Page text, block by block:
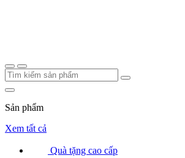
Sản phẩm
Xem tất cả
Quà tặng cao cấp